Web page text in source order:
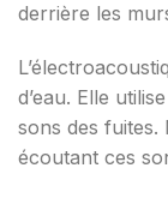
derrière les
d’eau. Elle
sons des
écoutant ces